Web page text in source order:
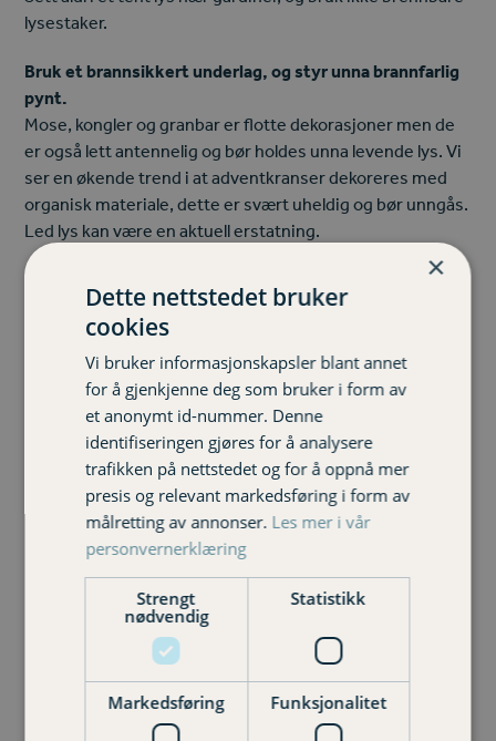
lysestaker.
Bruk et brannsikkert underlag, og styr unna brannfarlig
pynt.
Mose, kongler og granbar er flotte dekorasjoner men de
er også lett antennelig og bør holdes unna levende lys. Vi
ser en økende trend i at adventkranser dekoreres med
organisk materiale, dette er svært uheldig og bør unngås.
Led lys kan være en aktuell erstatning.
Ha god avstand mellom lysene
Det bør være minimum 10 cm avstand mellom lysene.
Når lys står nærme hverandre kan de smelte sammen og
Sørg for at du har slukkeutstyr i orden og lett
tilgjengelig.
Sjekk slukkeutstyret i hjemmet ditt og sørg for at det er i
orden, og at det er lett tilgjengelig.
Kilde: Frende.no, brannvernforeningen.no
×
Dette nettstedet bruker
cookies
Vi bruker informasjonskapsler blant annet
for å gjenkjenne deg som bruker i form av
et anonymt id-nummer. Denne
identifiseringen gjøres for å analysere
trafikken på nettstedet og for å oppnå mer
presis og relevant markedsføring i form av
målretting av annonser. Les mer i vår
personvernerklæring
Strengt
nødvendig
Statistikk
Markedsføring Funksjonalitet